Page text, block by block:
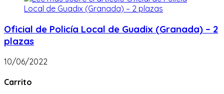
Oficial de Policía Local de Guadix (Granada) – 2
plazas
10/06/2022
Carrito